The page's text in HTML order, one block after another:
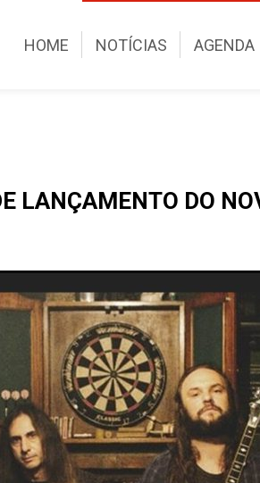
HOME NOTÍCIAS AGENDA
LANÇAMENTO DO